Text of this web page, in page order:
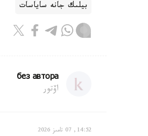
بيلىك جانە ساياسات
без автора
اۆتور
14:52, 07 تامىز 2026